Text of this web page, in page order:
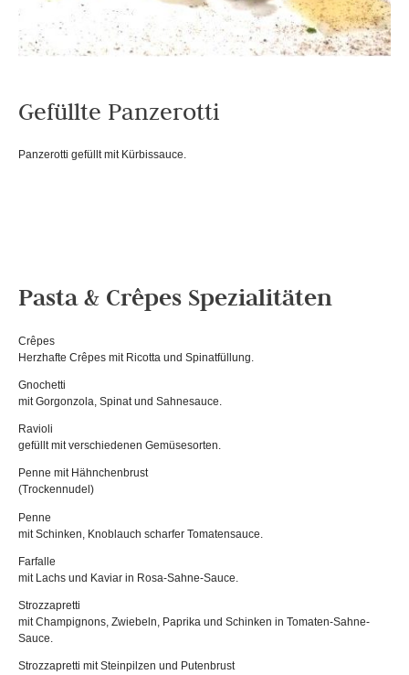
Gefüllte Panzerotti
Panzerotti gefüllt mit Kürbissauce.
Pasta & Crêpes Spezialitäten
Crêpes
Herzhafte Crêpes mit Ricotta und Spinatfüllung.
Gnochetti
mit Gorgonzola, Spinat und Sahnesauce.
Ravioli
gefüllt mit verschiedenen Gemüsesorten.
Penne mit Hähnchenbrust
(Trockennudel)
Penne
mit Schinken, Knoblauch scharfer Tomatensauce.
Farfalle
mit Lachs und Kaviar in Rosa-Sahne-Sauce.
Strozzapretti
mit Champignons, Zwiebeln, Paprika und Schinken in Tomaten-Sahne-
Sauce.
Strozzapretti mit Steinpilzen und Putenbrust